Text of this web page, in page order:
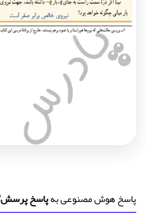
پاسخ هوش مصنوعی بهپاسخ پرسش2 فصل 1 فیزیک یازدهم